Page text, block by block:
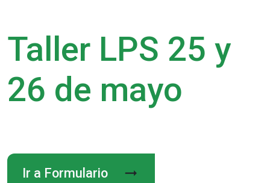
Taller LPS 25 y
26 de mayo
Ir a Formulario arrow_right_alt